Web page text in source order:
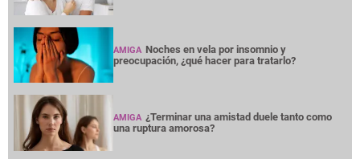
AMIGA Noches en vela por insomnio y
preocupación, ¿qué hacer para tratarlo?
AMIGA ¿Terminar una amistad duele tanto como
una ruptura amorosa?